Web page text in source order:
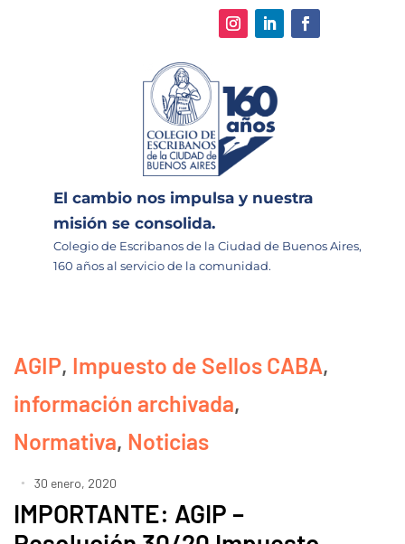
El cambio nos impulsa y nuestra
misión se consolida.
Colegio de Escribanos de la Ciudad de Buenos Aires,
160 años al servicio de la comunidad.
AGIP, Impuesto de Sellos CABA,
información archivada,
Normativa, Noticias
30 enero, 2020
IMPORTANTE: AGIP –